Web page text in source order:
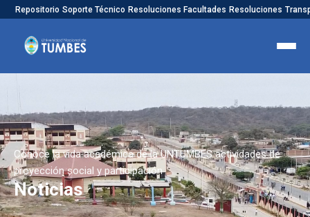
Repositorio Soporte Técnico Resoluciones Facultades Resoluciones
Conoce la vida académica de la UNTUMBES actividades de
proyección social y participación
Noticias